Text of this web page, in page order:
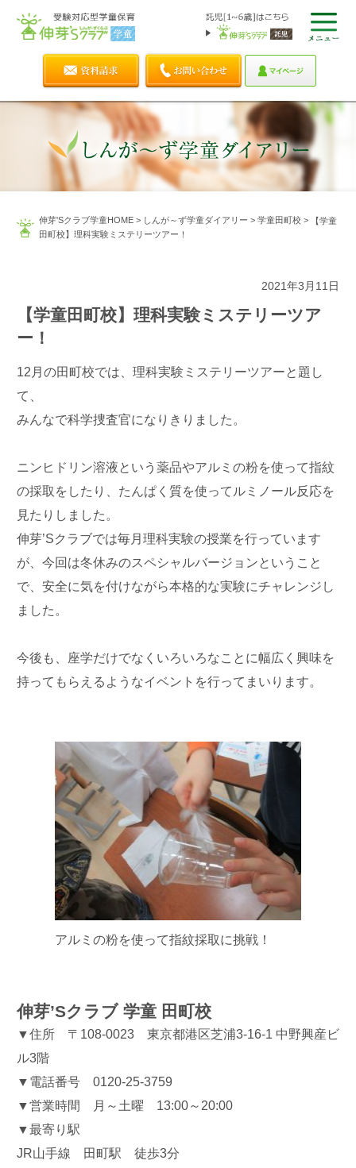
伸芽'Sクラブ学童HOME> しんが～ず学童ダイアリー > 学童田町校>
【学童
田町校】理科実験ミステリーツアー！
2021年3月11日
【学童田町校】理科実験ミステリーツア
ー！
12月の田町校では、理科実験ミステリーツアーと題し
て、
みんなで科学捜査官になりきりました。
ニンヒドリン溶液という薬品やアルミの粉を使って指紋
の採取をしたり、たんぱく質を使ってルミノール反応を
見たりしました。
伸芽’Sクラブでは毎月理科実験の授業を行っています
が、今回は冬休みのスペシャルバージョンということ
で、安全に気を付けながら本格的な実験にチャレンジし
ました。
今後も、座学だけでなくいろいろなことに幅広く興味を
持ってもらえるようなイベントを行ってまいります。
アルミの粉を使って指紋採取に挑戦！
伸芽’Sクラブ 学童 田町校
▼住所 〒108-0023 東京都港区芝浦3-16-1 中野興産ビ
ル3階
▼電話番号 0120-25-3759
▼営業時間 月～土曜 13:00～20:00
▼最寄り駅
JR山手線 田町駅 徒歩3分